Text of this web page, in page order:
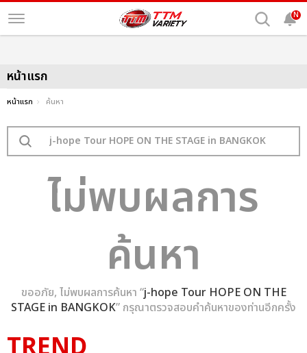
N
หน้าแรก
หน้าแรก ค้นหา
ไม่พบผลการ
ค้นหา
ขออภัย, ไม่พบผลการค้นหา “j-hope Tour HOPE ON THE
STAGE in BANGKOK” กรุณาตรวจสอบคำค้นหาของท่านอีกครั้ง